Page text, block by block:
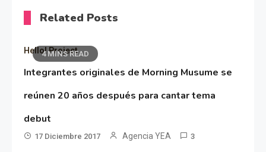
Related Posts
4 MINS READ
Hello! Project
Integrantes originales de Morning Musume se
reúnen 20 años después para cantar tema
debut
17 Diciembre 2017 Agencia YEA 3